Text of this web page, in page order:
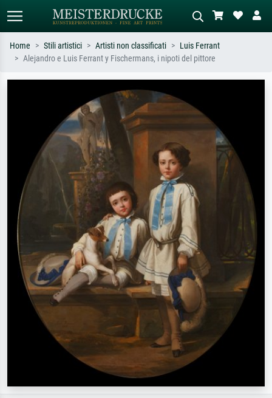
Cerca per artista, titolo o stile – es.
Monet, Notte stellata,
Impressionismo, onda di Hokusai,
nudo.
Descrivi la scena – es. prato verde,
astratto con molto rosso, dipinto a
olio scuro, nudo in piedi vicino a un
Home Stili artistici Artisti non classificati
Luis Ferrant
Alejandro e Luis Ferrant y Fischermans, i nipoti del pittore